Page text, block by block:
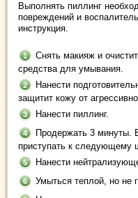
Выполнять пиллинг
повреждений и
инструкция.
Снять макияж и
средства для умывания.
Нанести
защитит кожу от
Нанести пиллинг.
Продержать 3 минуты.
приступать к следующему
Нанести
Умыться теплой, но не